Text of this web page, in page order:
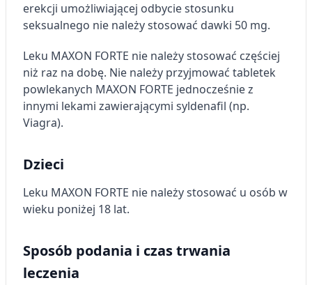
erekcji umożliwiającej odbycie stosunku
seksualnego nie należy stosować dawki 50 mg.
Leku MAXON FORTE nie należy stosować częściej
niż raz na dobę. Nie należy przyjmować tabletek
powlekanych MAXON FORTE jednocześnie z
innymi lekami zawierającymi syldenafil (np.
Viagra).
Dzieci
Leku MAXON FORTE nie należy stosować u osób w
wieku poniżej 18 lat.
Sposób podania i czas trwania
leczenia